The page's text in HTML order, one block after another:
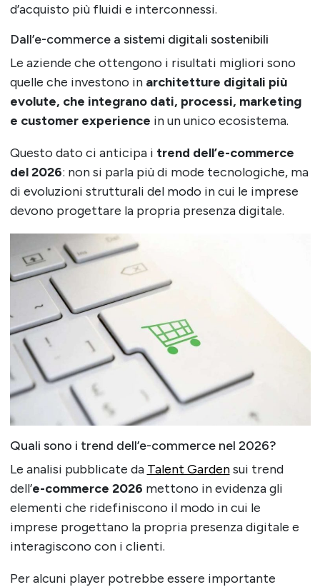
d’acquisto più fluidi e interconnessi.
Dall’e-commerce a sistemi digitali sostenibili
Le aziende che ottengono i risultati migliori sono
quelle che investono in architetture digitali più
evolute, che integrano dati, processi, marketing
e customer experience in un unico ecosistema.
Questo dato ci anticipa i trend dell’e-commerce
del 2026: non si parla più di mode tecnologiche, ma
di evoluzioni strutturali del modo in cui le imprese
devono progettare la propria presenza digitale.
Quali sono i trend dell’e-commerce nel 2026?
Le analisi pubblicate da Talent Gardensui trend
dell’e-commerce 2026 mettono in evidenza gli
elementi che ridefiniscono il modo in cui le
imprese progettano la propria presenza digitale e
interagiscono con i clienti.
Per alcuni player potrebbe essere importante